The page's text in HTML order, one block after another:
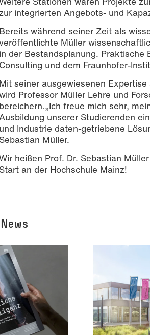
integrierten Angebots- und
Bereits während seiner Zeit als
Müller
in der Bestandsplanung. Praktische
Consulting und dem Fraunhofer-
Mit seiner ausgewiesenen
Professor Müller Lehre und
bereichern.„Ich freue mich sehr,
unserer Studierenden
und Industrie daten-getriebene
Sebastian Müller.
heißen Prof. Dr. Sebastian
Start an der Hochschule Mainz!